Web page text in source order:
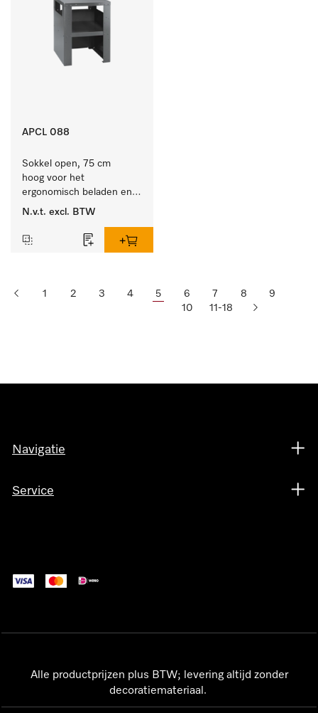
APCL 088
Sokkel open, 75 cm
hoog voor het
ergonomisch beladen en
ontladen van de
N.v.t. excl. BTW
1 2 3 4 5 6 7 8
9
10
11-18
Navigatie
Service
Alle productprijzen plus BTW; levering altijd zonder
decoratiemateriaal.